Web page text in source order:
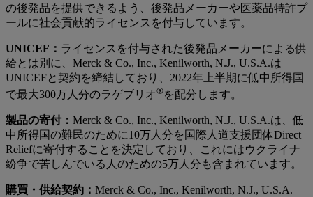
の後発品を提供できるよう、後発品メーカーや医薬品特許プ
ールに社会貢献的ライセンスを付与しています。
UNICEF： ライセンスを付与された後発品メーカーによる供
給とは別に、Merck & Co., Inc., Kenilworth, N.J., U.S.A.は
UNICEFと契約を締結しており、2022年上半期に低中所得国
で最大300万人分のラゲブリオ®を配分します。
製品の寄付： Merck & Co., Inc., Kenilworth, N.J., U.S.A.は、低
中所得国の難民のために10万人分を国際人道支援団体Direct
Reliefに寄付することを決定しており、これにはウクライナ
紛争で苦しんでいる人のための5万人分も含まれています。
購買・供給契約 ： Merck & Co., Inc., Kenilworth, N.J., U.S.A.